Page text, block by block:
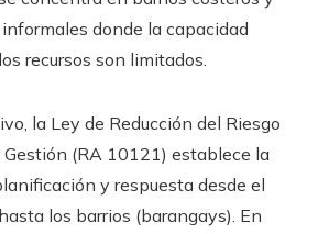
donde la capacidad
recursos son limitados.
la Ley de Reducción del Riesgo
Gestión (RA 10121) establece la
y respuesta desde el
los barrios (barangays). En